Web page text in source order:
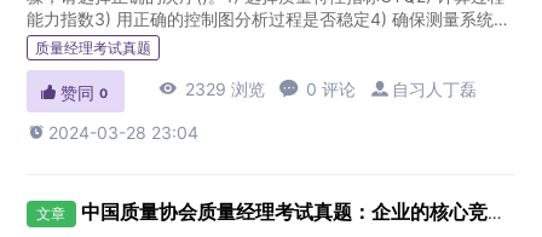
能力指数3) 用正确的控制图分析过程是否稳定4) 确保测量系统是
否稳定并满足要求MSA5) 检查数据是否符合正态分布...
质量经理考试真题
 赞同 0  2329 浏览  0 评论  自习人丁磊
 2024-03-28 23:04
文章 中国质量协会质量经理考试真题：企业的核心竞争力的衡量标准是